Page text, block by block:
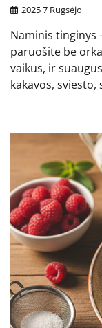
2025 7 Rugsėjo
Naminis tinginys
paruošite be
vaikus, ir
kakavos,